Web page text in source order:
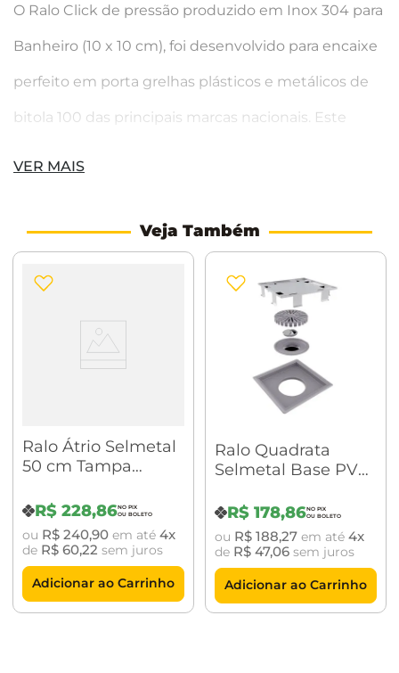
O Ralo Click de pressão produzido em Inox 304 para
Banheiro (10 x 10 cm), foi desenvolvido para encaixe
perfeito em porta grelhas plásticos e metálicos de
bitola 100 das principais marcas nacionais. Este
benefícios do sistema click, citamos a bela estética e
o bloqueio de odores e insetos que poderiam
circular com facilidade através de um ralo grelha
Produzido em Aço Inoxidável
Acabamento cromado
Garantia de 10 anos
VER MAIS
Veja Também
Ralo Átrio Selmetal
50 cm Tampa
R$ 228,86
ou R$ 240,90em até 4
de R$ 60,22 sem juros
Adicionar ao Carrinho
Ralo Quadrata
Selmetal Base PVC
R$ 178,86
ou R$ 188,27em até 4
de R$ 47,06sem juros
Adicionar ao Carrinho